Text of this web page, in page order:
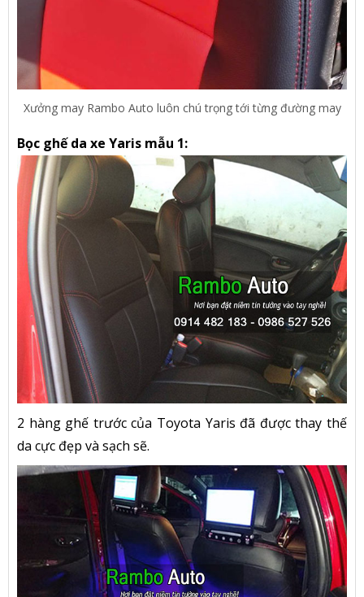
Xưởng may Rambo Auto luôn chú trọng tới từng đường may
Bọc ghế da xe Yaris mẫu 1:
2 hàng ghế trước của Toyota Yaris đã được thay thế
da cực đẹp và sạch sẽ.